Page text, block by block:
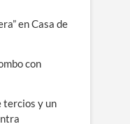
en Casa de
con
tercios y un